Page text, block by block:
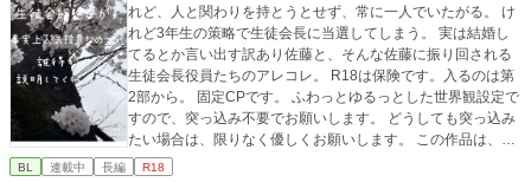
れど、人と関わりを持とうとせず、常に一人でいたがる。 け
れど3年生の策略で生徒会長に当選してしまう。 実は結婚し
てるとか言い出す訳あり佐藤と、そんな佐藤に振り回される
生徒会長役員たちのアレコレ。 R18は保険です。入るのは第
2部から。 固定CPです。 ふわっとゆるっとした世界観設定で
すので、突っ込み不要でお願いします。 どうしても突っ込み
たい場合は、限りなく優しくお願いします。 この作品は、ム
ーンライトノベルズ 様にも掲載しております。
BL 連載中 長編 R18